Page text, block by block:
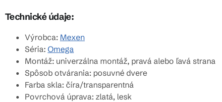
Technické údaje:
Výrobca: Mexen
Séria: Omega
Montáž: univerzálna montáž, pravá alebo ľavá strana
Spôsob otvárania: posuvné dvere
Farba skla: číra/transparentná
Povrchová úprava: zlatá, lesk